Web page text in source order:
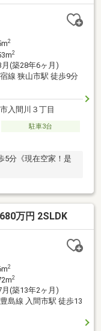
2
2
月(築28年6ヶ月)
線 狭山市駅 徒歩9分
入間川３丁目
駐車3台
5分《現在空家！是
万円 2SLDK
2
2
月(築13年2ヶ月)
島線 入間市駅 徒歩13